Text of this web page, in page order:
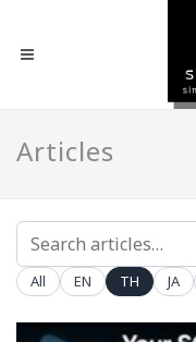
Articles
ARTICLES
All EN TH JA